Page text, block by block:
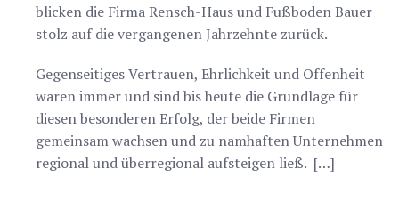
blicken die Firma Rensch-Haus und Fußboden Bauer
stolz auf die vergangenen Jahrzehnte zurück.
Gegenseitiges Vertrauen, Ehrlichkeit und Offenheit
waren immer und sind bis heute die Grundlage für
diesen besonderen Erfolg, der beide Firmen
gemeinsam wachsen und zu namhaften Unternehmen
regional und überregional aufsteigen ließ. […]